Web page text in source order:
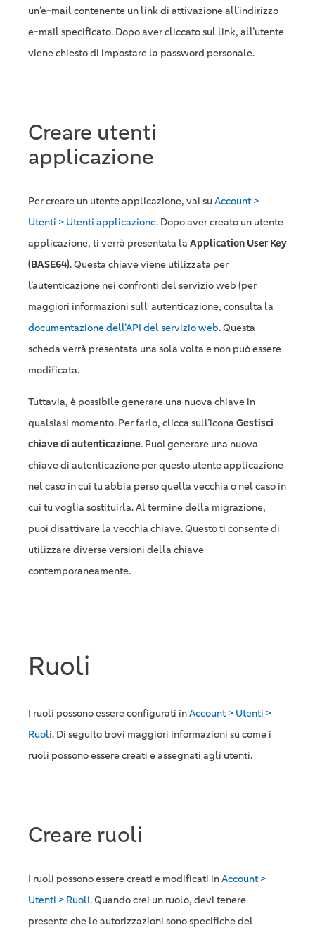
un’e-mail contenente un link di attivazione all’indirizzo
e-mail specificato. Dopo aver cliccato sul link, all’utente
viene chiesto di impostare la password personale.
Creare utenti
applicazione
Per creare un utente applicazione, vai suAccount >
Utenti > Utenti applicazione. Dopo aver creato un utente
applicazione, ti verrà presentata la Application User Key
(BASE64). Questa chiave viene utilizzata per
l’autenticazione nei confronti del servizio web (per
maggiori informazioni sull' autenticazione, consulta la
documentazione dell’API del servizio web. Questa
scheda verrà presentata una sola volta e non può essere
modificata.
Tuttavia, è possibile generare una nuova chiave in
qualsiasi momento. Per farlo, clicca sull’icona Gestisci
chiave di autenticazione. Puoi generare una nuova
chiave di autenticazione per questo utente applicazione
nel caso in cui tu abbia perso quella vecchia o nel caso in
cui tu voglia sostituirla. Al termine della migrazione,
puoi disattivare la vecchia chiave. Questo ti consente di
utilizzare diverse versioni della chiave
contemporaneamente.
Ruoli
I ruoli possono essere configurati inAccount > Utenti >
Ruoli. Di seguito trovi maggiori informazioni su come i
ruoli possono essere creati e assegnati agli utenti.
Creare ruoli
I ruoli possono essere creati e modificati inAccount >
Utenti > Ruoli. Quando crei un ruolo, devi tenere
presente che le autorizzazioni sono specifiche del